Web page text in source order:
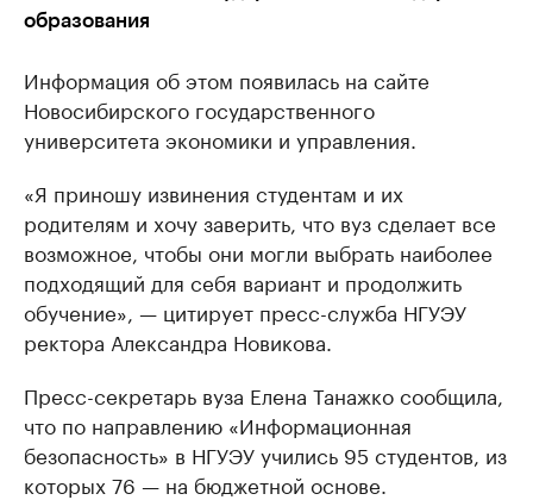
образования
Информация об этом появилась на сайте
Новосибирского государственного
университета экономики и управления.
«Я приношу извинения студентам и их
родителям и хочу заверить, что вуз сделает все
возможное, чтобы они могли выбрать наиболее
подходящий для себя вариант и продолжить
обучение», — цитирует пресс-служба НГУЭУ
ректора Александра Новикова.
Пресс-секретарь вуза Елена Танажко сообщила,
что по направлению «Информационная
безопасность» в НГУЭУ учились 95 студентов, из
которых 76 — на бюджетной основе.